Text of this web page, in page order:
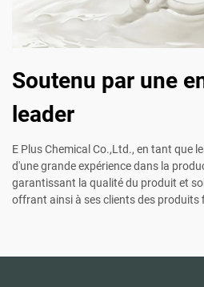
Soutenu par une
leader
E Plus Chemical Co.,Ltd., en tant que
d'une grande expérience dans la
garantissant la qualité du produit et
offrant ainsi à ses clients des produits